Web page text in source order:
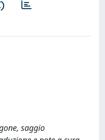
saggio